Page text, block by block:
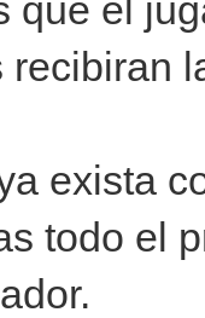
que el
exista
todo el